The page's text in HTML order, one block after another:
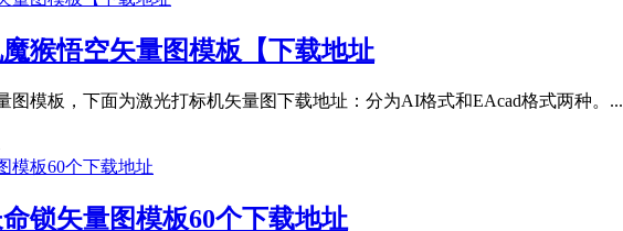
猴悟空矢量图模板【下载地址
图模板，下面为激光打标机矢量图下载地址：分为AI格式和EAcad格式两种。...
锁矢量图模板60个下载地址